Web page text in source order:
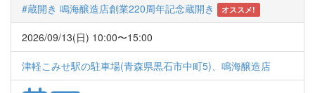
#蔵開き 鳴海醸造店創業220周年記念蔵開き オススメ!
2026/09/13(日) 10:00〜15:00
津軽こみせ駅の駐車場(青森県黒石市中町5)、鳴海醸造店